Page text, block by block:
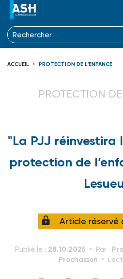
ACCUEIL PROTECTION DE L'ENFANCE
PROTECTION
"La PJJ
protection de
Article réservé
Publié le : 28.10.2025 Par :
Prochasson